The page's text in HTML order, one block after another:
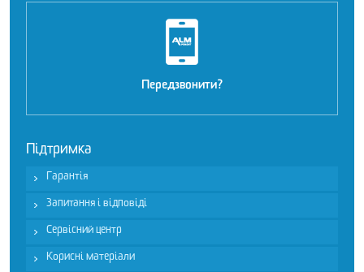
Передзвонити?
Підтримка
Гарантія
Запитання і відповіді
Сервісний центр
Корисні матеріали